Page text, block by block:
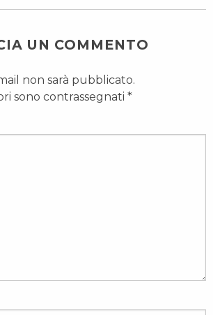
UN COMMENTO
non sarà pubblicato.
sono contrassegnati *